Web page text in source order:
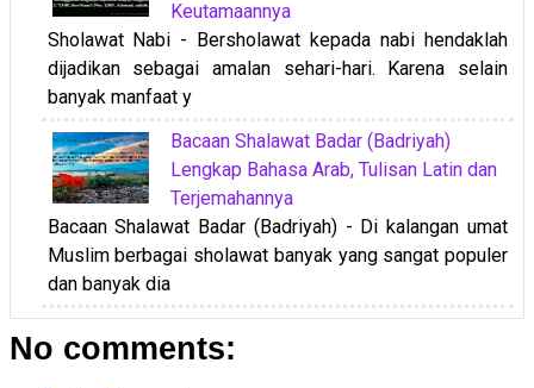
Keutamaannya
Sholawat Nabi - Bersholawat kepada nabi hendaklah
dijadikan sebagai amalan sehari-hari. Karena selain
banyak manfaat y
Bacaan Shalawat Badar (Badriyah)
Lengkap Bahasa Arab, Tulisan Latin dan
Terjemahannya
Bacaan Shalawat Badar (Badriyah) - Di kalangan umat
Muslim berbagai sholawat banyak yang sangat populer
dan banyak dia
No comments: